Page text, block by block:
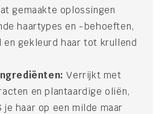
gemaakte oplossingen
haartypes en -behoeften,
en gekleurd haar tot krullend
Verrijkt met
en plantaardige oliën,
je haar op een milde maar